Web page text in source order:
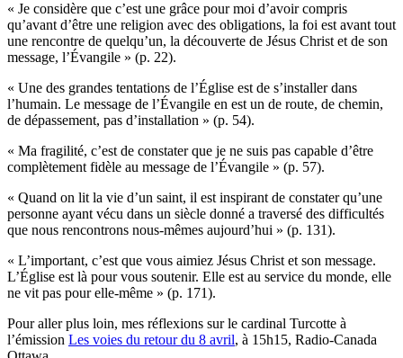
« Je considère que c’est une grâce pour moi d’avoir compris
qu’avant d’être une religion avec des obligations, la foi est avant tout
une rencontre de quelqu’un, la découverte de Jésus Christ et de son
message, l’Évangile » (p. 22).
« Une des grandes tentations de l’Église est de s’installer dans
l’humain. Le message de l’Évangile en est un de route, de chemin,
de dépassement, pas d’installation » (p. 54).
« Ma fragilité, c’est de constater que je ne suis pas capable d’être
complètement fidèle au message de l’Évangile » (p. 57).
« Quand on lit la vie d’un saint, il est inspirant de constater qu’une
personne ayant vécu dans un siècle donné a traversé des difficultés
que nous rencontrons nous-mêmes aujourd’hui » (p. 131).
« L’important, c’est que vous aimiez Jésus Christ et son message.
L’Église est là pour vous soutenir. Elle est au service du monde, elle
ne vit pas pour elle-même » (p. 171).
Pour aller plus loin, mes réflexions sur le cardinal Turcotte à
l’émission Les voies du retour du 8 avril, à 15h15, Radio-Canada